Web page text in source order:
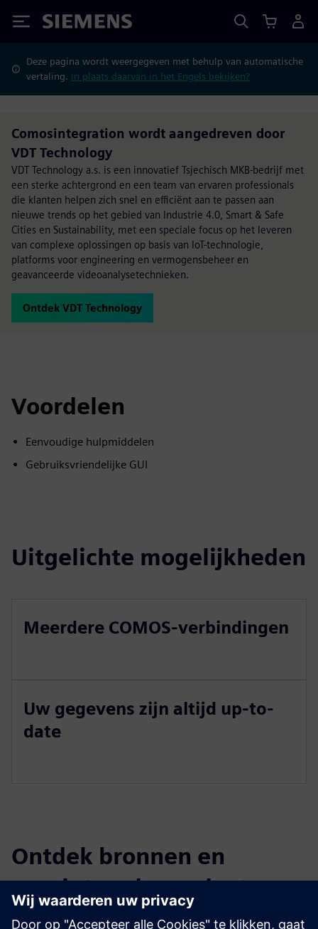
Siemens
Deze pagina wordt weergegeven met behulp van automatische
vertaling. In plaats daarvan in het Engels bekijken?
Comosintegration wordt aangedreven door
VDT Technology
VDT Technology a.s. is een innovatief Tsjechisch MKB-bedrijf met
een sterke achtergrond en een team van ervaren professionals
die klanten helpen zich snel en efficiënt aan te passen aan
nieuwe trends op het gebied van Industrie 4.0, Smart & Safe
Cities en Sustainability, met een speciale focus op het leveren
van complexe oplossingen op basis van IoT-technologie,
platforms voor engineering en vermogensbeheer en
geavanceerde videoanalysetechnieken.
Ontdek VDT Technology
Voordelen
Eenvoudige hulpmiddelen
Gebruiksvriendelijke GUI
Uitgelichte mogelijkheden
Meerdere COMOS-verbindingen
Uw gegevens zijn altijd up-to-
date
Ontdek bronnen en
gerelateerde producten